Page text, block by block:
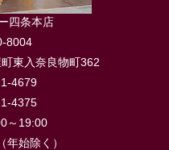
四条本店
8004
東入奈良物町362
4679
4375
～19:00
年始除く）